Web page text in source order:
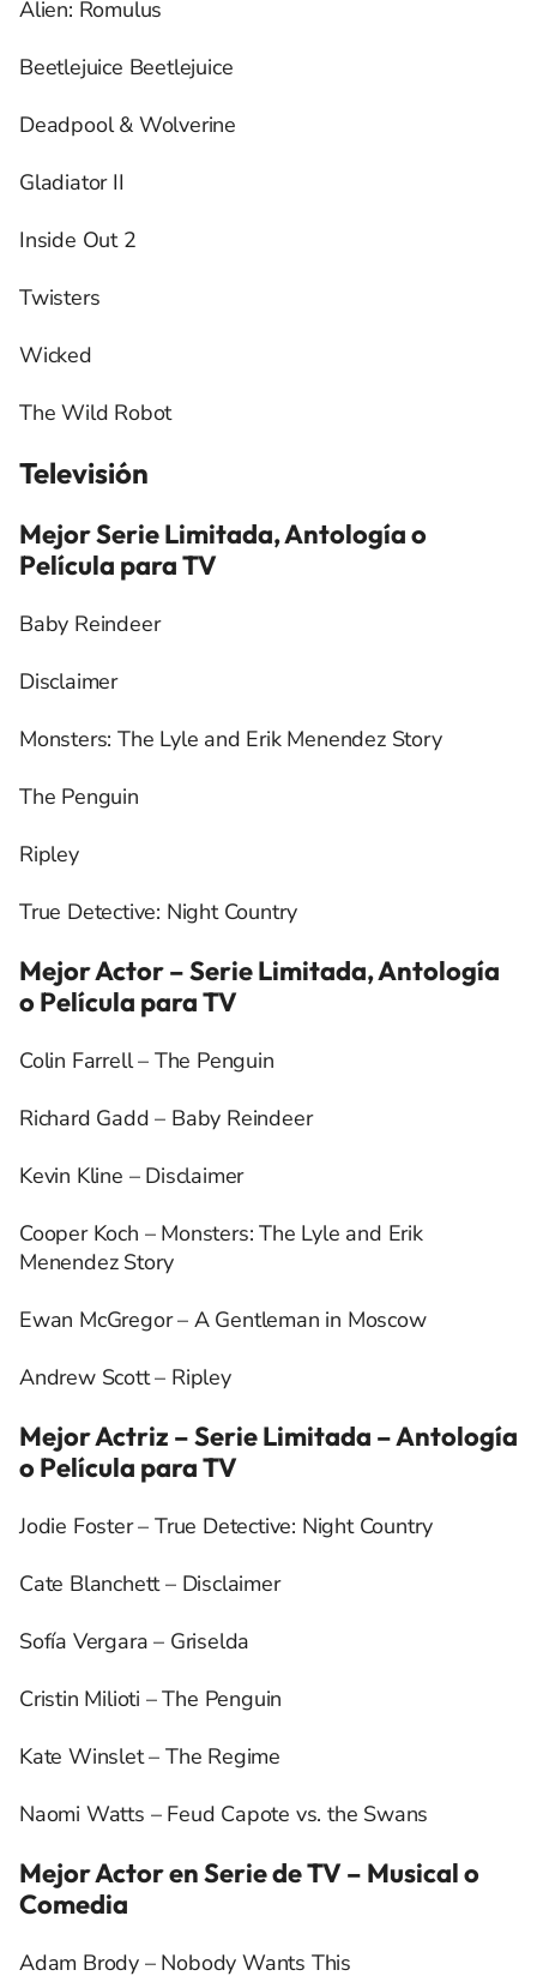
Alien: Romulus
Beetlejuice Beetlejuice
Deadpool & Wolverine
Gladiator II
Inside Out 2
Twisters
Wicked
The Wild Robot
Televisión
Mejor Serie Limitada, Antología o
Película para TV
Baby Reindeer
Disclaimer
Monsters: The Lyle and Erik Menendez Story
The Penguin
Ripley
True Detective: Night Country
Mejor Actor – Serie Limitada, Antología
o Película para TV
Colin Farrell – The Penguin
Richard Gadd – Baby Reindeer
Kevin Kline – Disclaimer
Cooper Koch – Monsters: The Lyle and Erik
Menendez Story
Ewan McGregor – A Gentleman in Moscow
Andrew Scott – Ripley
Mejor Actriz – Serie Limitada – Antología
o Película para TV
Jodie Foster – True Detective: Night Country
Cate Blanchett – Disclaimer
Sofía Vergara – Griselda
Cristin Milioti – The Penguin
Kate Winslet – The Regime
Naomi Watts – Feud Capote vs. the Swans
Mejor Actor en Serie de TV – Musical o
Comedia
Adam Brody – Nobody Wants This